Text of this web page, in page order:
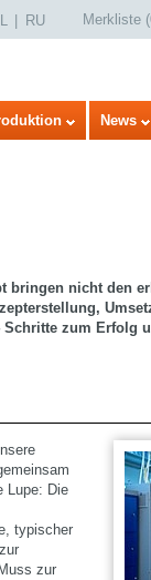
RU Merkliste (
News
bringen nicht den
zum Erfolg
Lupe: Die
typischer
zur